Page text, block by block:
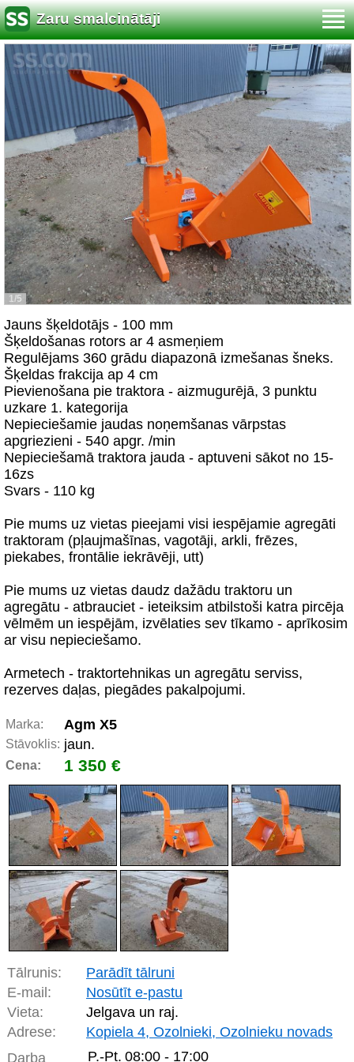
Zaru smalcinātāji
1/5
Jauns šķeldotājs - 100 mm
Šķeldošanas rotors ar 4 asmeņiem
Regulējams 360 grādu diapazonā izmešanas šneks.
Šķeldas frakcija ap 4 cm
Pievienošana pie traktora - aizmugurējā, 3 punktu
uzkare 1. kategorija
Nepieciešamie jaudas noņemšanas vārpstas
apgriezieni - 540 apgr. /min
Nepieciešamā traktora jauda - aptuveni sākot no 15-
16zs
Svars - 110 kg
Pie mums uz vietas pieejami visi iespējamie agregāti
traktoram (pļaujmašīnas, vagotāji, arkli, frēzes,
piekabes, frontālie iekrāvēji, utt)
Pie mums uz vietas daudz dažādu traktoru un
agregātu - atbrauciet - ieteiksim atbilstoši katra pircēja
vēlmēm un iespējām, izvēlaties sev tīkamo - aprīkosim
ar visu nepieciešamo.
Armetech - traktortehnikas un agregātu serviss,
rezerves daļas, piegādes pakalpojumi.
Marka: Agm X5
Stāvoklis: jaun.
Cena: 1 350 €
Tālrunis:
Parādīt tālruni
E-mail:
Nosūtīt e-pastu
Vieta:
Jelgava un raj.
Adrese:
Kopiela 4, Ozolnieki, Ozolnieku novads
Darba
P.-Pt. 08:00 - 17:00